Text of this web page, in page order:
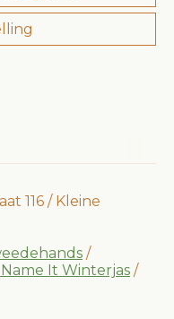
116 / Kleine
/
It Winterjas /